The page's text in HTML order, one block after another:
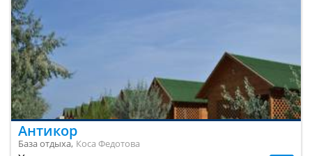
Антикор
База отдыха, Коса Федотова